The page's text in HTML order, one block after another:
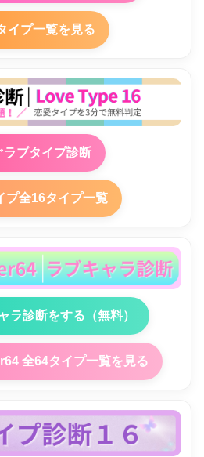
イプ一覧を見る
ラブタイプ診断
プ全16タイプ一覧
ラ診断をする（無料）
全64タイプ一覧を見る